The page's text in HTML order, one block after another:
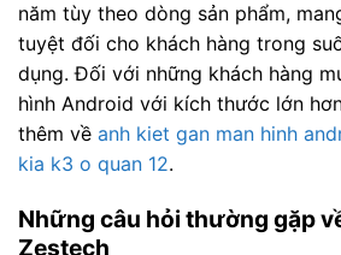
năm tùy theo dòng sản phẩm,
tuyệt đối cho khách hàng trong
dụng. Đối với những khách hàng
hình Android với kích thước lớn
thêm về anh kiet gan man hinh
kia k3 o quan 12.
Những câu hỏi thường gặp
Zestech